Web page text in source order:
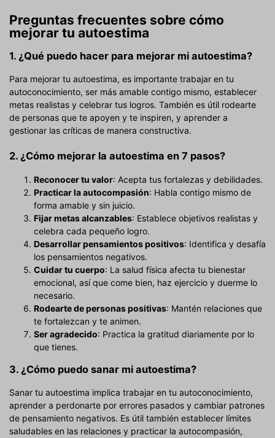
Preguntas frecuentes sobre cómo
mejorar tu autoestima
1. ¿Qué puedo hacer para mejorar mi autoestima?
Para mejorar tu autoestima, es importante trabajar en tu
autoconocimiento, ser más amable contigo mismo, establecer
metas realistas y celebrar tus logros. También es útil rodearte
de personas que te apoyen y te inspiren, y aprender a
gestionar las críticas de manera constructiva.
2. ¿Cómo mejorar la autoestima en 7 pasos?
Reconocer tu valor: Acepta tus fortalezas y debilidades.
Practicar la autocompasión: Habla contigo mismo de
forma amable y sin juicio.
Fijar metas alcanzables: Establece objetivos realistas y
celebra cada pequeño logro.
Desarrollar pensamientos positivos: Identifica y desafía
los pensamientos negativos.
Cuidar tu cuerpo: La salud física afecta tu bienestar
emocional, así que come bien, haz ejercicio y duerme lo
necesario.
Rodearte de personas positivas: Mantén relaciones que
te fortalezcan y te animen.
Ser agradecido: Practica la gratitud diariamente por lo
que tienes.
3. ¿Cómo puedo sanar mi autoestima?
Sanar tu autoestima implica trabajar en tu autoconocimiento,
aprender a perdonarte por errores pasados y cambiar patrones
de pensamiento negativos. Es útil también establecer límites
saludables en las relaciones y practicar la autocompasión,